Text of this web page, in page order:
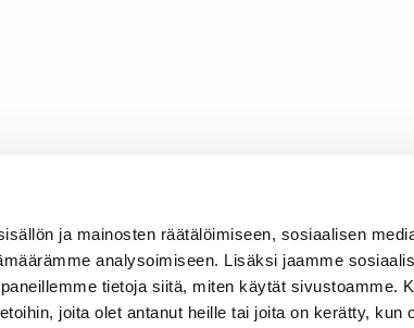
ja mainosten räätälöimiseen, sosiaalisen
analysoimiseen. Lisäksi jaamme
tietoja siitä, miten käytät sivustoamme.
joita olet antanut heille tai joita on kerätty, kun